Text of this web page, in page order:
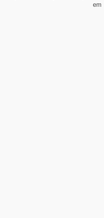
em